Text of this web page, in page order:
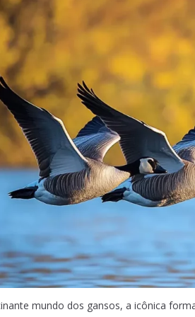
mundo dos gansos, a icônica